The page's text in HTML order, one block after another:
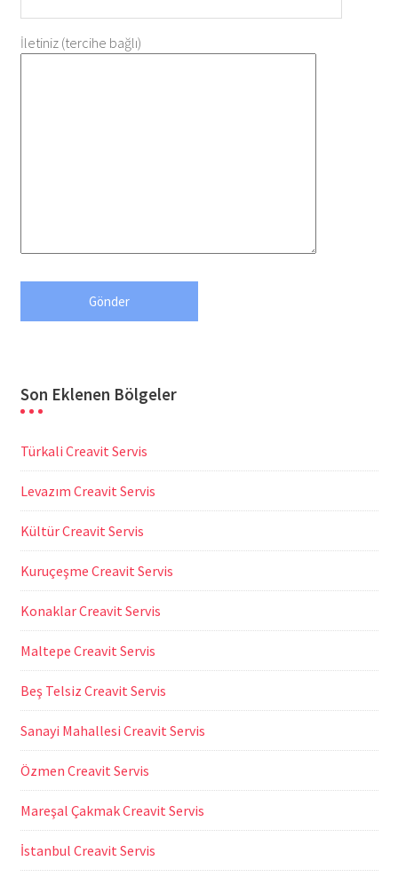
İletiniz (tercihe bağlı)
Son Eklenen Bölgeler
Türkali Creavit Servis
Levazım Creavit Servis
Kültür Creavit Servis
Kuruçeşme Creavit Servis
Konaklar Creavit Servis
Maltepe Creavit Servis
Beş Telsiz Creavit Servis
Sanayi Mahallesi Creavit Servis
Özmen Creavit Servis
Mareşal Çakmak Creavit Servis
İstanbul Creavit Servis